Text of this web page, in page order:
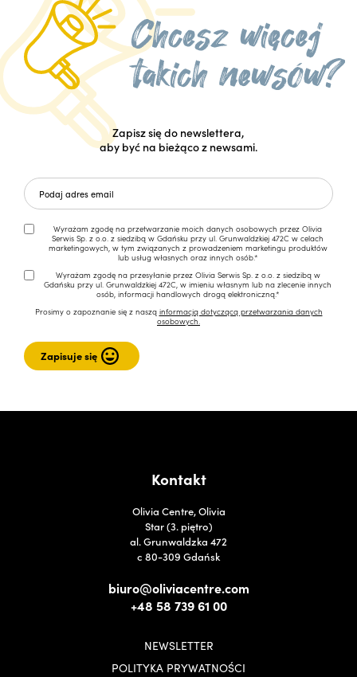
Zapisz się do newslettera,
aby być na bieżąco z newsami.
Wyrażam zgodę na przetwarzanie moich danych osobowych przez Olivia
Serwis Sp. z o.o. z siedzibą w Gdańsku przy ul. Grunwaldzkiej 472C w celach
marketingowych, w tym związanych z prowadzeniem marketingu produktów
lub usług własnych oraz innych osób.*
Wyrażam zgodę na przesyłanie przez Olivia Serwis Sp. z o.o. z siedzibą w
Gdańsku przy ul. Grunwaldzkiej 472C, w imieniu własnym lub na zlecenie innych
osób, informacji handlowych drogą elektroniczną.*
Prosimy o zapoznanie się z naszą informacją dotyczącą przetwarzania danych
osobowych.
Kontakt
Olivia Centre, Olivia
Star (3. piętro)
al. Grunwaldzka 472
c 80-309 Gdańsk
biuro@oliviacentre.com
+48 58 739 61 00
NEWSLETTER
POLITYKA PRYWATNOŚCI